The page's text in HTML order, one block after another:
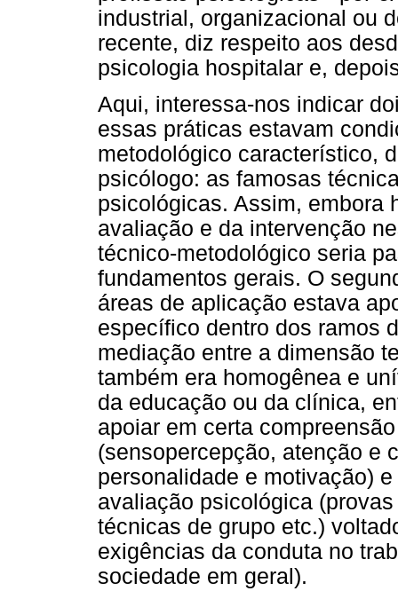
industrial, organizacional ou
recente, diz respeito aos
psicologia hospitalar e,
Aqui, interessa-nos indicar
essas práticas estavam
metodológico característico,
psicólogo: as famosas
psicológicas. Assim, embora
avaliação e da intervenção
técnico-metodológico seria
fundamentos gerais. O
áreas de aplicação estava
específico dentro dos ramos
mediação entre a dimensão
também era homogênea e
da educação ou da clínica,
apoiar em certa
(sensopercepção, atenção e
personalidade e motivação)
avaliação psicológica
técnicas de grupo etc.)
exigências da conduta no
sociedade em geral).